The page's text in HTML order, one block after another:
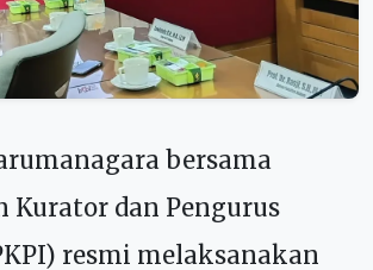
bersama
Kurator dan Pengurus
resmi melaksanakan